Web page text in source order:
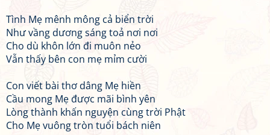
Tình Mẹ mênh mông cả biển trời
Như vầng dương sáng toả nơi nơi
Cho dù khôn lớn đi muôn nẻo
Vẫn thấy bên con mẹ mỉm cười
Con viết bài thơ dâng Mẹ hiền
Cầu mong Mẹ được mãi bình yên
Lòng thành khấn nguyện cùng trời Phật
Cho Mẹ vuông tròn tuổi bách niên